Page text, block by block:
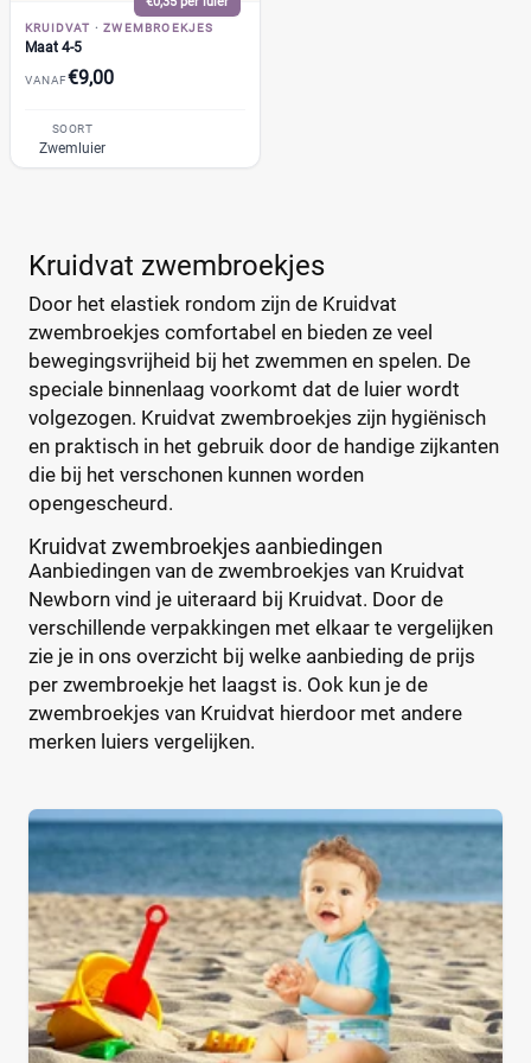
Zwitsal
Albert Heijn
Attitude
Bebino
Confy
Dotties
Europrofit
GhaZoo (4)
Jumbo (12)
Libero
Lillydoo
Lupilu
Mamia
Muumi (10)
Naty
Pura
Rascal + Friends
Teddy Care (3)
Tidoo
Toujours
Trekpleister (4)
Wiona (4)
Kortingspercentage
%
Prijs
€
Soort
Babyluier
Luierbroekje
Zwemluier (3)
Gewicht kind
0 20 40 60
KRUIDVAT ·ZWEMBROEKJES
Maat 4-5
VANAF€9,00
SOORT
Zwemluier
Kruidvat zwembroekjes
Door het elastiek rondom zijn de Kruidvat
zwembroekjes comfortabel en bieden ze veel
bewegingsvrijheid bij het zwemmen en spelen. De
speciale binnenlaag voorkomt dat de luier wordt
volgezogen. Kruidvat zwembroekjes zijn hygiënisch
en praktisch in het gebruik door de handige zijkanten
die bij het verschonen kunnen worden
opengescheurd.
Kruidvat zwembroekjes aanbiedingen
Aanbiedingen van de zwembroekjes van Kruidvat
Newborn vind je uiteraard bij Kruidvat. Door de
verschillende verpakkingen met elkaar te vergelijken
zie je in ons overzicht bij welke aanbieding de prijs
per zwembroekje het laagst is. Ook kun je de
zwembroekjes van Kruidvat hierdoor met andere
merken luiers vergelijken.